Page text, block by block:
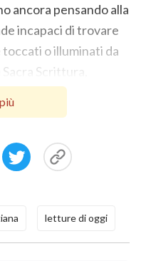
ancora pensando alla
incapaci di trovare
o illuminati da
Scrittura,
le persone, le
le nostre menti, e a
facile ricevere la
appropriati
letture di oggi